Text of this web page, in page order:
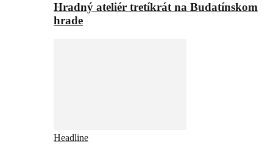
Hradný ateliér tretíkrát na Budatínskom
hrade
Headline